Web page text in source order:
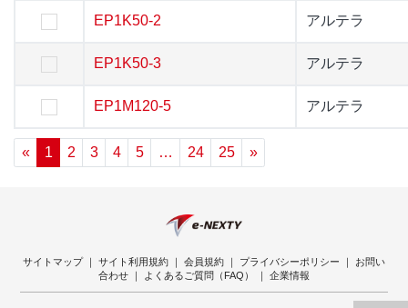
EP1K50-2 アルテラ
EP1K50-3 アルテラ
EP1M120-5 アルテラ
EP1K50-2 アルテラ
EP1K50-3 アルテラ
EP1M120-5 アルテラ
« 1 2 3 4 5 … 24 25 »
サイトマップ｜ サイト利用規約 ｜ 会員規約 ｜ プライバシーポリシー ｜ お問い
合わせ ｜ よくあるご質問（FAQ） ｜ 企業情報